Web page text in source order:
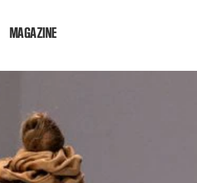
MAGAZINE